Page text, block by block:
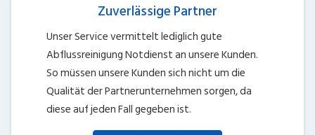
Zuverlässige Partner
Unser Service vermittelt lediglich gute
Abflussreinigung Notdienst an unsere Kunden.
So müssen unsere Kunden sich nicht um die
Qualität der Partnerunternehmen sorgen, da
diese auf jeden Fall gegeben ist.